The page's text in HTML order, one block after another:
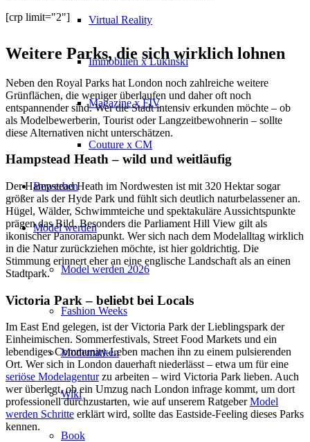
Virtual Reality
Immobilien x Lukinski
Magazine x FIV
Couture x CM
Bewerben
Model werden
Model werden 2026
Fashion Weeks
Modemarken
Wiki
Book
[crp limit="2"]
Weitere Parks, die sich wirklich lohnen
Neben den Royal Parks hat London noch zahlreiche weitere
Grünflächen, die weniger überlaufen und daher oft noch
entspannender sind. Wer die Stadt intensiv erkunden möchte – ob
als Modelbewerberin, Tourist oder Langzeitbewohnerin – sollte
diese Alternativen nicht unterschätzen.
Hampstead Heath – wild und weitläufig
Der Hampstead Heath im Nordwesten ist mit 320 Hektar sogar
größer als der Hyde Park und fühlt sich deutlich naturbelassener an.
Hügel, Wälder, Schwimmteiche und spektakuläre Aussichtspunkte
prägen das Bild. Besonders die Parliament Hill View gilt als
ikonischer Panoramapunkt. Wer sich nach dem Modelalltag wirklich
in die Natur zurückziehen möchte, ist hier goldrichtig. Die
Stimmung erinnert eher an eine englische Landschaft als an einen
Stadtpark.
Victoria Park – beliebt bei Locals
Im East End gelegen, ist der Victoria Park der Lieblingspark der
Einheimischen. Sommerfestivals, Street Food Markets und ein
lebendiges Community-Leben machen ihn zu einem pulsierenden
Ort. Wer sich in London dauerhaft niederlässt – etwa um für eine
seriöse Modelagenturzu arbeiten – wird Victoria Park lieben. Auch
wer überlegt, ob ein Umzug nach London infrage kommt, um dort
professionell durchzustarten, wie auf unserem RatgeberModel
werden Schritte erklärt wird, sollte das Eastside-Feeling dieses Parks
kennen.